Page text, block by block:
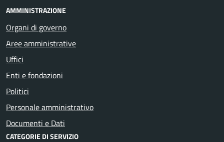
AMMINISTRAZIONE
Organi di governo
Aree amministrative
Uffici
Enti e fondazioni
Politici
Personale amministrativo
Documenti e Dati
CATEGORIE DI SERVIZIO